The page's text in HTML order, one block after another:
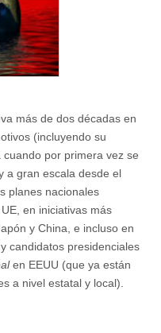
(I)
más de dos décadas en
(incluyendo su
cuando por primera vez se
a gran escala desde el
planes nacionales
en iniciativas más
y China, e incluso en
candidatos presidenciales
en EEUU (que ya están
a nivel estatal y local).